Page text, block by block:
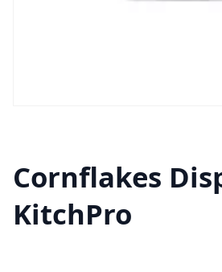
Cornflakes
KitchPro